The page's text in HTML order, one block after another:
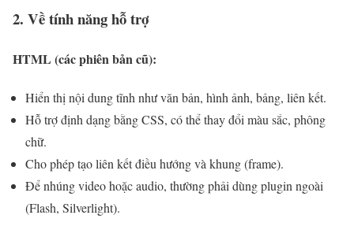
2. Về tính năng hỗ trợ
HTML (các phiên bản cũ):
Hiển thị nội dung tĩnh như văn bản, hình ảnh, bảng, liên kết.
Hỗ trợ định dạng bằng CSS, có thể thay đổi màu sắc, phông
chữ.
Cho phép tạo liên kết điều hướng và khung (frame).
Để nhúng video hoặc audio, thường phải dùng plugin ngoài
(Flash, Silverlight).